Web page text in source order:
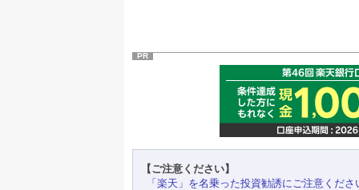
PR
【ご注意ください】
「楽天」を名乗った投資勧誘にご注意くださ